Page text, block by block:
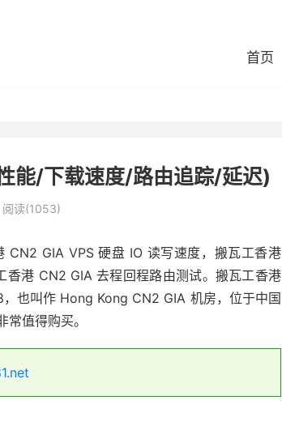
首页
能/下载速度/路由追踪/延迟)
阅读(1053)
GIA VPS 硬盘 IO 读写速度，搬瓦工香港
港 CN2 GIA 去程回程路由测试。搬瓦工香港
也叫作 Hong Kong CN2 GIA 机房，位于中国
值得购买。